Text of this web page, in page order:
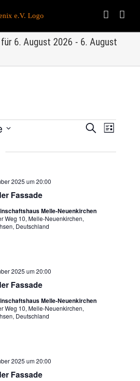
6. August 2026 - 6. August
Suche
Navigation
Suche
Liste
Fassade
2025 um 20:00
Melle-Neuenkirchen
Weg 10, Melle-Neuenkirchen,
Deutschland
Fassade
2025 um 20:00
Melle-Neuenkirchen
Weg 10, Melle-Neuenkirchen,
Deutschland
Fassade
2025 um 20:00